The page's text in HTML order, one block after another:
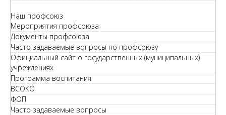
Наш профсоюз
Мероприятия профсоюза
Документы профсоюза
Часто задаваемые вопросы по профсоюзу
Официальный сайт о государственных (муниципальных)
учреждениях
Программа воспитания
ВСОКО
ФОП
Часто задаваемые вопросы